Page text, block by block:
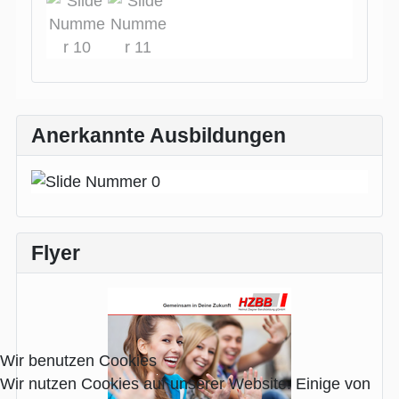
Anerkannte Ausbildungen
Flyer
Wir benutzen Cookies
Wir nutzen Cookies auf unserer Website. Einige von